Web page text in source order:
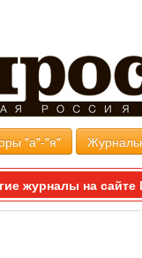
"а"-"я"
журналы на